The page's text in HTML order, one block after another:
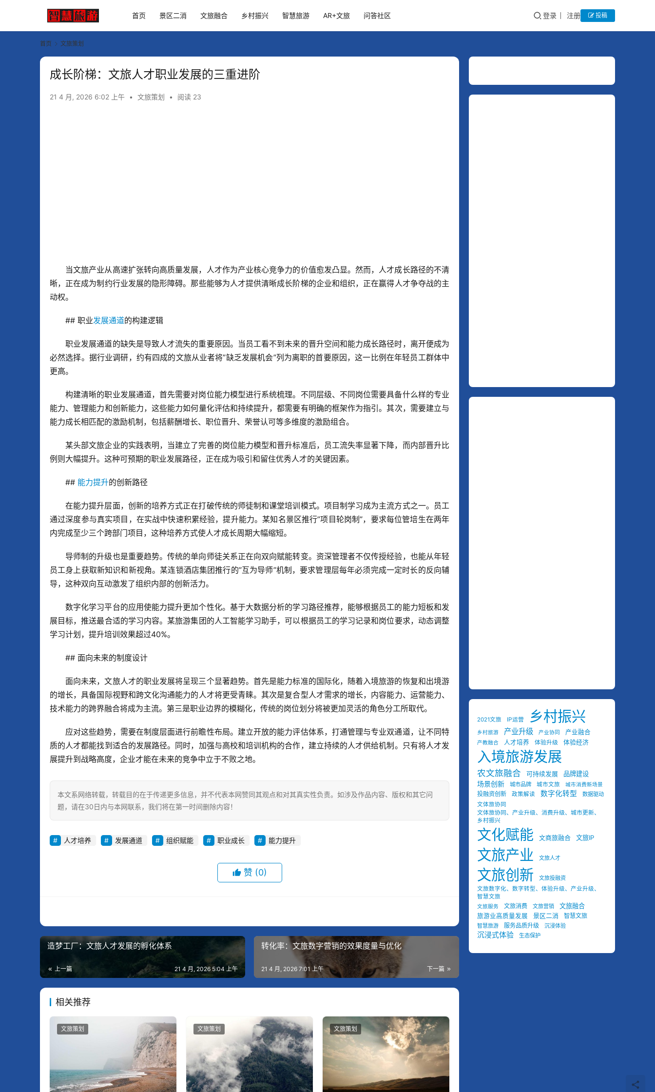
首页 景区二消 文旅融合 乡村振兴 智慧旅游 AR+文旅 问答社区 登录 注册 投稿
首页 文旅策划
成长阶梯：文旅人才职业发展的三重进阶
21 4 月, 2026 6:02 上午 • 文旅策划 • 阅读 23
当文旅产业从高速扩张转向高质量发展，人才作为产业核心竞争力的价值愈发凸显。然而，人才成长路径的不清
晰，正在成为制约行业发展的隐形障碍。那些能够为人才提供清晰成长阶梯的企业和组织，正在赢得人才争夺战的主
动权。
## 职业发展通道的构建逻辑
职业发展通道的缺失是导致人才流失的重要原因。当员工看不到未来的晋升空间和能力成长路径时，离开便成为
必然选择。据行业调研，约有四成的文旅从业者将”缺乏发展机会”列为离职的首要原因，这一比例在年轻员工群体中
更高。
构建清晰的职业发展通道，首先需要对岗位能力模型进行系统梳理。不同层级、不同岗位需要具备什么样的专业
能力、管理能力和创新能力，这些能力如何量化评估和持续提升，都需要有明确的框架作为指引。其次，需要建立与
能力成长相匹配的激励机制，包括薪酬增长、职位晋升、荣誉认可等多维度的激励组合。
某头部文旅企业的实践表明，当建立了完善的岗位能力模型和晋升标准后，员工流失率显著下降，而内部晋升比
例则大幅提升。这种可预期的职业发展路径，正在成为吸引和留住优秀人才的关键因素。
## 能力提升的创新路径
在能力提升层面，创新的培养方式正在打破传统的师徒制和课堂培训模式。项目制学习成为主流方式之一。员工
通过深度参与真实项目，在实战中快速积累经验，提升能力。某知名景区推行”项目轮岗制”，要求每位管培生在两年
内完成至少三个跨部门项目，这种培养方式使人才成长周期大幅缩短。
导师制的升级也是重要趋势。传统的单向师徒关系正在向双向赋能转变。资深管理者不仅传授经验，也能从年轻
员工身上获取新知识和新视角。某连锁酒店集团推行的”互为导师”机制，要求管理层每年必须完成一定时长的反向辅
导，这种双向互动激发了组织内部的创新活力。
数字化学习平台的应用使能力提升更加个性化。基于大数据分析的学习路径推荐，能够根据员工的能力短板和发
展目标，推送最合适的学习内容。某旅游集团的人工智能学习助手，可以根据员工的学习记录和岗位要求，动态调整
学习计划，提升培训效果超过40%。
## 面向未来的制度设计
面向未来，文旅人才的职业发展将呈现三个显著趋势。首先是能力标准的国际化，随着入境旅游的恢复和出境游
的增长，具备国际视野和跨文化沟通能力的人才将更受青睐。其次是复合型人才需求的增长，内容能力、运营能力、
技术能力的跨界融合将成为主流。第三是职业边界的模糊化，传统的岗位划分将被更加灵活的角色分工所取代。
应对这些趋势，需要在制度层面进行前瞻性布局。建立开放的能力评估体系，打通管理与专业双通道，让不同特
质的人才都能找到适合的发展路径。同时，加强与高校和培训机构的合作，建立持续的人才供给机制。只有将人才发
展提升到战略高度，企业才能在未来的竞争中立于不败之地。
本文系网络转载，转载目的在于传递更多信息，并不代表本网赞同其观点和对其真实性负责。如涉及作品内容、版权和其它问
题，请在30日内与本网联系，我们将在第一时间删除内容！
人才培养 发展通道 组织赋能 职业成长 能力提升
赞 (0)
造梦工厂：文旅人才发展的孵化体系
上一篇 21 4 月, 2026 5:04 上午
转化率：文旅数字营销的效果度量与优化
下一篇
21 4 月, 2026 7:01 上午
相关推荐
文旅策划 文旅策划 文旅策划
2021文旅 IP运营 乡村振兴
乡村旅游 产业升级 产业协同 产业融合
产教融合 人才培养 体验升级 体验经济
入境旅游发展
农文旅融合 可持续发展 品牌建设
场景创新 城市品牌 城市文旅 城市消费新场景
投融资创新 政策解读 数字化转型
数据驱动
文体旅协同
文体旅协同、产业升级、消费升级、城市更新、
乡村振兴
文化赋能 文商旅融合 文旅IP
文旅产业 文旅人才
文旅创新
文旅投融资
文旅数字化、数字转型、体验升级、产业升级、
智慧文旅
文旅服务 文旅消费 文旅营销 文旅融合
旅游业高质量发展 景区二消 智慧文旅
智慧旅游 服务品质升级 沉浸体验
沉浸式体验 生态保护